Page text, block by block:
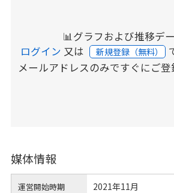
📊グラフおよび推移デ
ログイン 又は 新規登録（無料）
メールアドレスのみですぐにご登
媒体情報
運営開始時期 2021年11月